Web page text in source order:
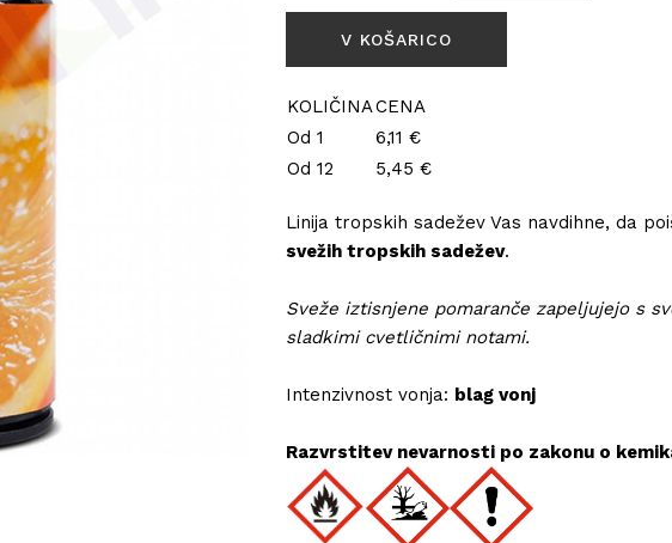
KOLIČINACENA
Od 1
6,11 €
Od 12
5,45 €
Linija tropskih sadežev Vas navdihne, da
svežih tropskih sadežev.
Sveže iztisnjene pomaranče zapeljujejo s
sladkimi cvetličnimi notami.
Intenzivnost vonja: blag vonj
Razvrstitev nevarnosti po zakonu o